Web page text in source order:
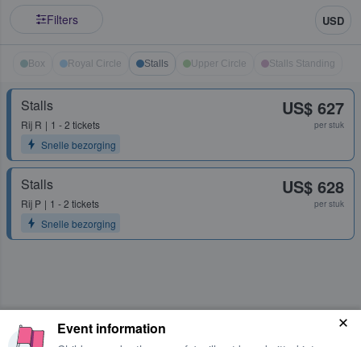
Filters USD
Box Royal Circle Stalls Upper Circle Stalls Standing
Stalls
Rij R
1 - 2 tickets
Snelle bezorging
US$ 627
per stuk
Stalls
Rij P
1 - 2 tickets
Snelle bezorging
US$ 628
per stuk
Event information